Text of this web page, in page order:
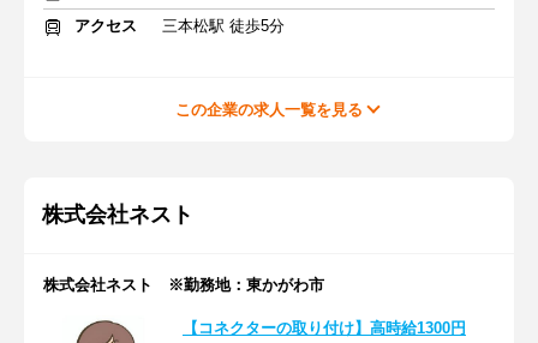
アクセス
三本松駅 徒歩5分
この企業の求人一覧を見る
株式会社ネスト
株式会社ネスト ※勤務地：東かがわ市
【コネクターの取り付け】高時給1300円